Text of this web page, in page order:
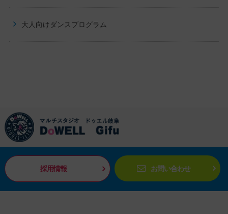
大人向けダンスプログラム
採用情報 お問い合わせ